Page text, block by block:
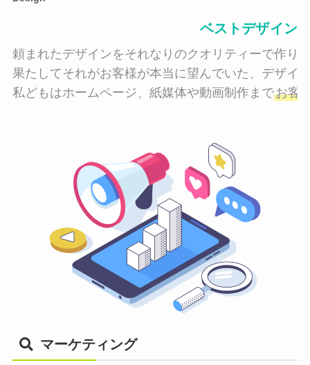
ベストデザイン
頼まれたデザインをそれなりのクオリティーで作り
果たしてそれがお客様が本当に望んでいた、デザイ
私どもはホームページ、紙媒体や動画制作までお客
マーケティング